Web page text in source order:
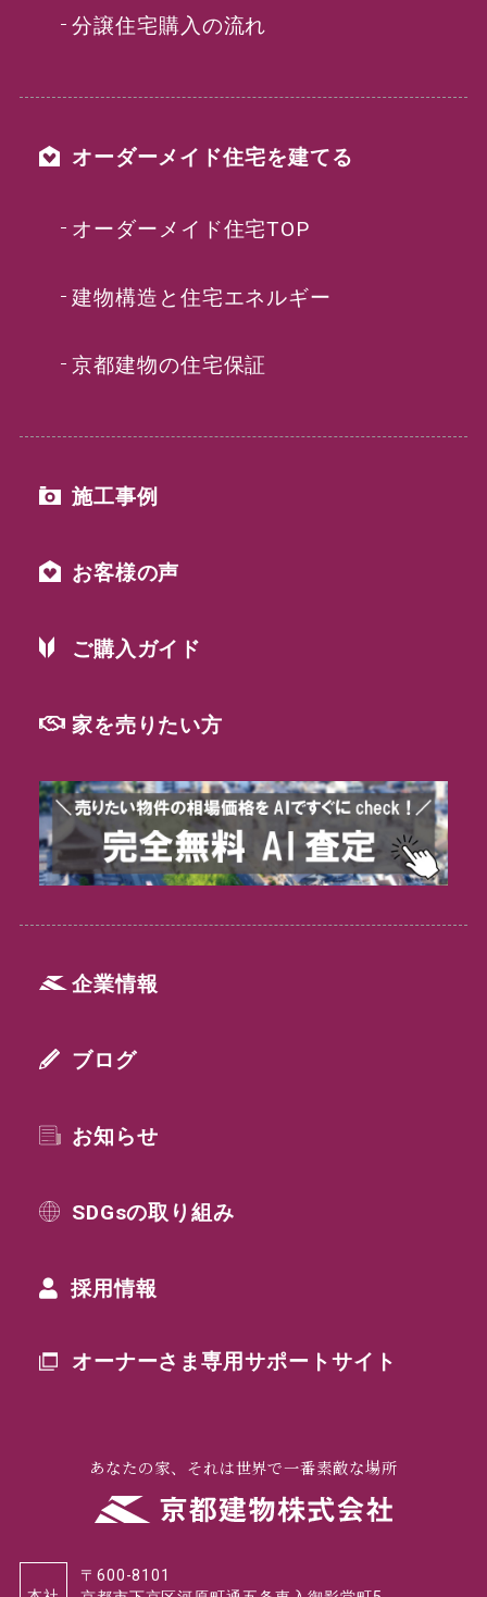
分譲住宅購入の流れ
オーダーメイド住宅を建てる
オーダーメイド住宅TOP
建物構造と住宅エネルギー
京都建物の住宅保証
施工事例
お客様の声
ご購入ガイド
家を売りたい方
企業情報
ブログ
お知らせ
SDGsの取り組み
採用情報
オーナーさま専用サポートサイト
あなたの家、それは世界で一番素敵な場所
〒600-8101